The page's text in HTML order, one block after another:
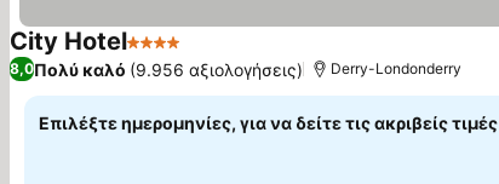
City Hotel4 Αστέρια
8,0Πολύ καλό (9.956 αξιολογήσεις) Derry-Londonderry
Επιλέξτε ημερομηνίες, για να δείτε τις ακριβείς τιμές